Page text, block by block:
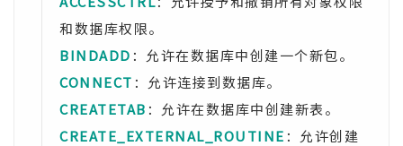
和数据库权限。
BINDADD ：允许在数据库中创建一个新包。
CONNECT ：允许连接到数据库。
CREATETAB ：允许在数据库中创建新表。
CREATE_EXTERNAL_ROUTINE ：允许创建